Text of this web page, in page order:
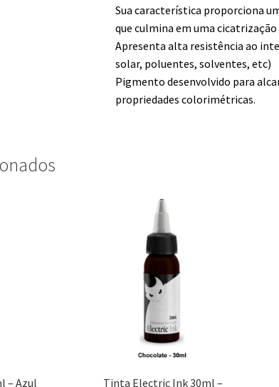
Sua característica proporciona
que culmina em uma cicatrização
Apresenta alta resistência ao
solar, poluentes, solventes, etc)
Pigmento desenvolvido para
propriedades colorimétricas.
– Azul
Tinta Electric Ink 30ml –